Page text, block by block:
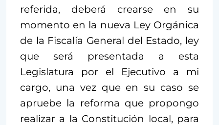
referida, deberá crearse en su
momento en la nueva Ley Orgánica
de la Fiscalía General del Estado, ley
que será presentada a esta
Legislatura por el Ejecutivo a mi
cargo, una vez que en su caso se
apruebe la reforma que propongo
realizar a la Constitución local, para